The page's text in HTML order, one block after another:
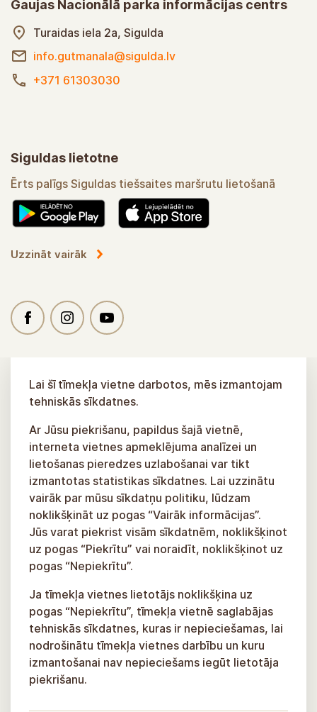
Gaujas Nacionālā parka informācijas centrs
Turaidas iela 2a, Sigulda
info.gutmanala@sigulda.lv
+371 61303030
Siguldas lietotne
Ērts palīgs Siguldas tiešsaites maršrutu lietošanā
Uzzināt vairāk
Lai šī tīmekļa vietne darbotos, mēs izmantojam
tehniskās sīkdatnes.
Ar Jūsu piekrišanu, papildus šajā vietnē,
interneta vietnes apmeklējuma analīzei un
lietošanas pieredzes uzlabošanai var tikt
izmantotas statistikas sīkdatnes. Lai uzzinātu
vairāk par mūsu sīkdatņu politiku, lūdzam
noklikšķināt uz pogas “Vairāk informācijas”.
Jūs varat piekrist visām sīkdatnēm, noklikšķinot
uz pogas “Piekrītu” vai noraidīt, noklikšķinot uz
pogas “Nepiekrītu”.
Ja tīmekļa vietnes lietotājs noklikšķina uz
pogas “Nepiekrītu”, tīmekļa vietnē saglabājas
tehniskās sīkdatnes, kuras ir nepieciešamas, lai
nodrošinātu tīmekļa vietnes darbību un kuru
izmantošanai nav nepieciešams iegūt lietotāja
piekrišanu.